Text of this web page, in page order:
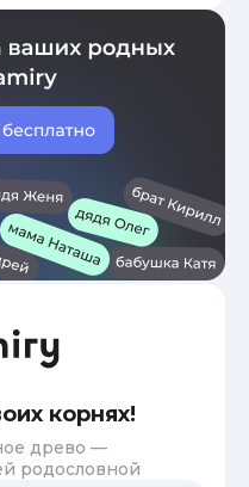
корнях!
древо —
родословной